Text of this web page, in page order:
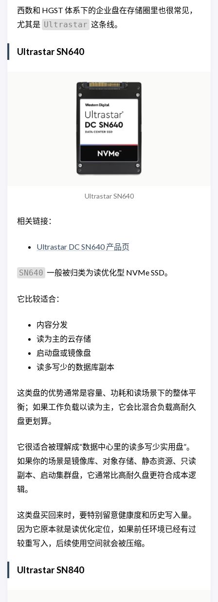
西数和 HGST 体系下的企业盘在存储圈里也很常见，
尤其是 Ultrastar 这条线。
Ultrastar SN640
Ultrastar SN640
相关链接：
Ultrastar DC SN640 产品页
SN640 一般被归类为读优化型 NVMe SSD。
它比较适合：
内容分发
读为主的云存储
启动盘或镜像盘
读多写少的数据库副本
这类盘的优势通常是容量、功耗和读场景下的整体平
衡；如果工作负载以读为主，它会比混合负载高耐久
盘更划算。
它很适合被理解成“数据中心里的读多写少实用盘”。
如果你的场景是镜像库、对象存储、静态资源、只读
副本、启动集群盘，它通常比高耐久盘更符合成本逻
辑。
这类盘买回来时，要特别留意健康度和历史写入量。
因为它原本就是读优化定位，如果前任环境已经有过
较重写入，后续使用空间就会被压缩。
Ultrastar SN840